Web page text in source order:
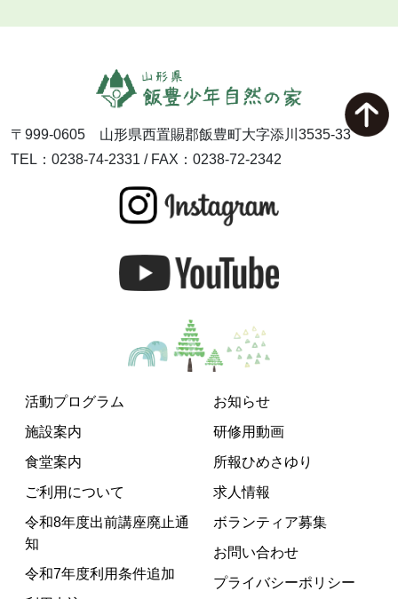
〒999-0605 山形県西置賜郡飯豊町大字添川3535-33
TEL：0238-74-2331 / FAX：0238-72-2342
活動プログラム
施設案内
食堂案内
ご利用について
令和8年度出前講座廃止通
知
令和7年度利用条件追加
お知らせ
研修用動画
所報ひめさゆり
求人情報
ボランティア募集
お問い合わせ
プライバシーポリシー